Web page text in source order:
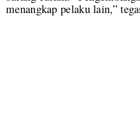
menangkap pelaku lain,”